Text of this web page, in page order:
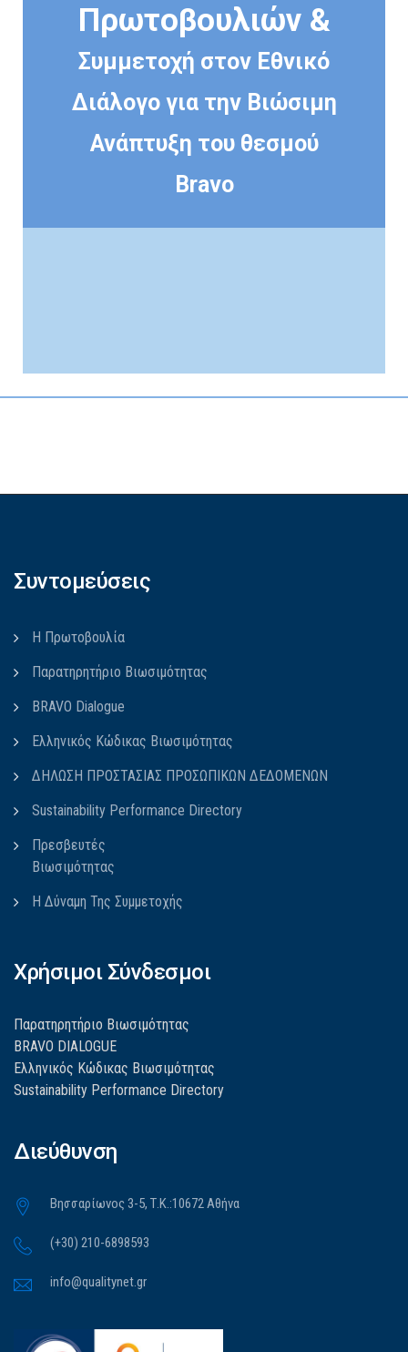
Πρωτοβουλιών &
Συμμετοχή στον Εθνικό
Διάλογο για την Βιώσιμη
Ανάπτυξη του θεσμού
Bravo
Συντομεύσεις
Η Πρωτοβουλία
Παρατηρητήριο Βιωσιμότητας
BRAVO Dialogue
Ελληνικός Κώδικας Βιωσιμότητας
ΔΗΛΩΣΗ ΠΡΟΣΤΑΣΙΑΣ ΠΡΟΣΩΠΙΚΩΝ ΔΕΔΟΜΕΝΩΝ
Sustainability Performance Directory
Πρεσβευτές
Βιωσιμότητας
Η Δύναμη Της Συμμετοχής
Χρήσιμοι Σύνδεσμοι
Παρατηρητήριο Βιωσιμότητας
BRAVO DIALOGUE
Ελληνικός Κώδικας Βιωσιμότητας
Sustainability Performance Directory
Διεύθυνση
Βησσαρίωνος 3-5, Τ.Κ.:10672 Αθήνα
(+30) 210-6898593
info@qualitynet.gr